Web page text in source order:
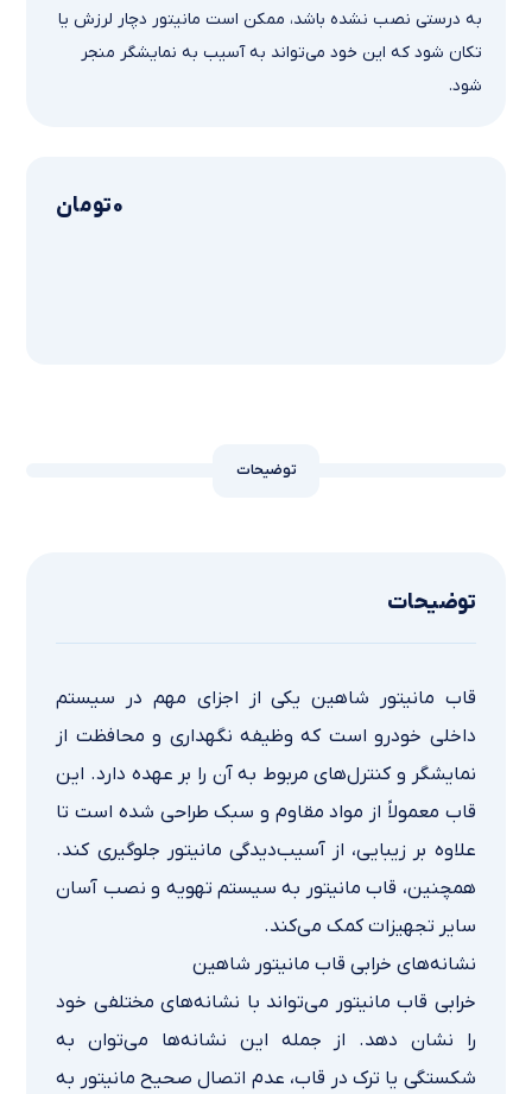
به درستی نصب نشده باشد، ممکن است مانیتور دچار لرزش یا
تکان شود که این خود می‌تواند به آسیب به نمایشگر منجر
شود.
0تومان
توضیحات
توضیحات
قاب مانیتور شاهین یکی از اجزای مهم در سیستم
داخلی خودرو است که وظیفه نگهداری و محافظت از
نمایشگر و کنترل‌های مربوط به آن را بر عهده دارد. این
قاب معمولاً از مواد مقاوم و سبک طراحی شده است تا
علاوه بر زیبایی، از آسیب‌دیدگی مانیتور جلوگیری کند.
همچنین، قاب مانیتور به سیستم تهویه و نصب آسان
سایر تجهیزات کمک می‌کند.
نشانه‌های خرابی قاب مانیتور شاهین
خرابی قاب مانیتور می‌تواند با نشانه‌های مختلفی خود
را نشان دهد. از جمله این نشانه‌ها می‌توان به
شکستگی یا ترک در قاب، عدم اتصال صحیح مانیتور به